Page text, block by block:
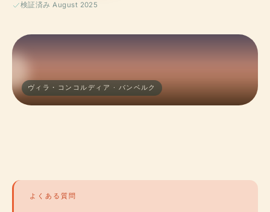
検証済み August 2025
ヴィラ・コンコルディア · バンベルク
よくある質問